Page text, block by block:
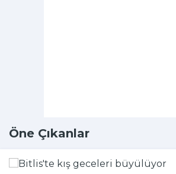
Öne Çıkanlar